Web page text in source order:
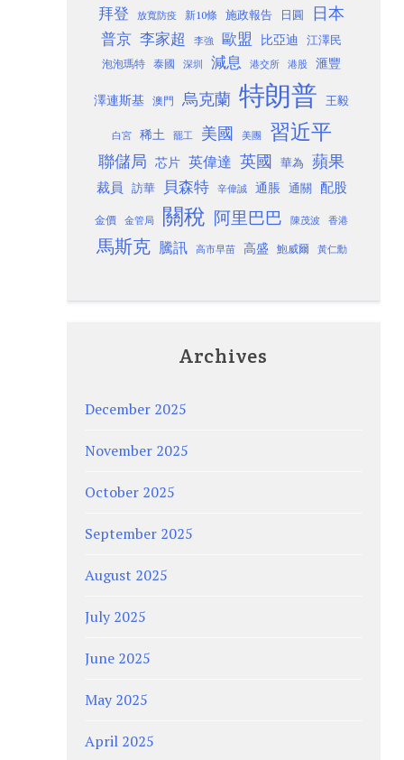
拜登 放寬防疫 新10條 施政報告 日圓 日本
普京 李家超 李強 歐盟 比亞迪 江澤民
泡泡瑪特 泰國 深圳 減息 港交所 港股 滙豐
澤連斯基 澳門 烏克蘭 特朗普 王毅
白宮 稀土 罷工 美國 美團 習近平
聯儲局 芯片 英偉達 英國 華為 蘋果
裁員 訪華 貝森特 辛偉誠 通脹 通關 配股
金價 金管局 關稅 阿里巴巴 陳茂波 香港
馬斯克 騰訊 高市早苗 高盛 鮑威爾 黃仁勳
Archives
December 2025
November 2025
October 2025
September 2025
August 2025
July 2025
June 2025
May 2025
April 2025